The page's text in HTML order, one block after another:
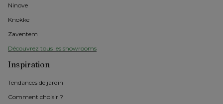
Ninove
Knokke
Zaventem
Découvrez tous les showrooms
Inspiration
Tendances de jardin
Comment choisir ?